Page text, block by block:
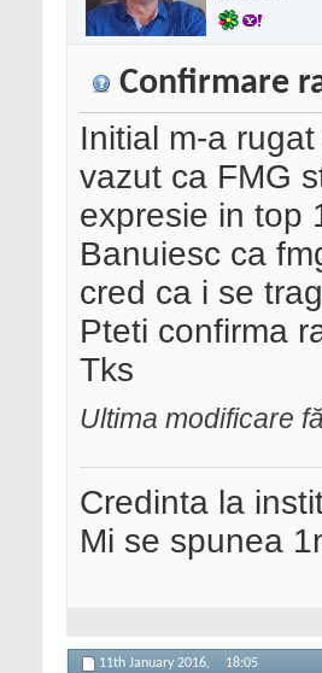
Confirmare
Initial m-a
vazut ca FMG
expresie in top
Banuiesc ca
cred ca i se
Pteti confirma
Tks
Ultima modificare
Credinta la
Mi se spunea
11th January 2016, 18:05